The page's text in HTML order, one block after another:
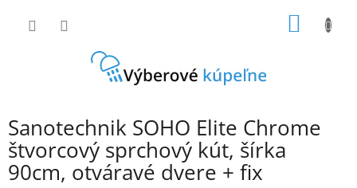
Sanotechnik SOHO Elite Chrome
štvorcový sprchový kút, šírka
90cm, otváravé dvere + fix